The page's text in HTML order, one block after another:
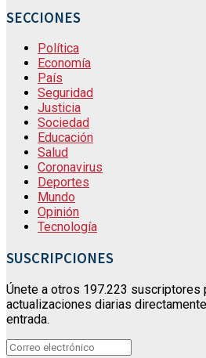
SECCIONES
Política
Economía
País
Seguridad
Justicia
Sociedad
Educación
Salud
Coronavirus
Deportes
Mundo
Opinión
Tecnología
SUSCRIPCIONES
Únete a otros 197.223 suscriptores
actualizaciones diarias
entrada.